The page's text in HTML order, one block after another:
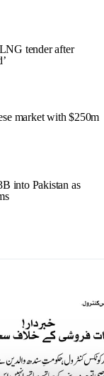
tender after
market with $250m
into Pakistan as